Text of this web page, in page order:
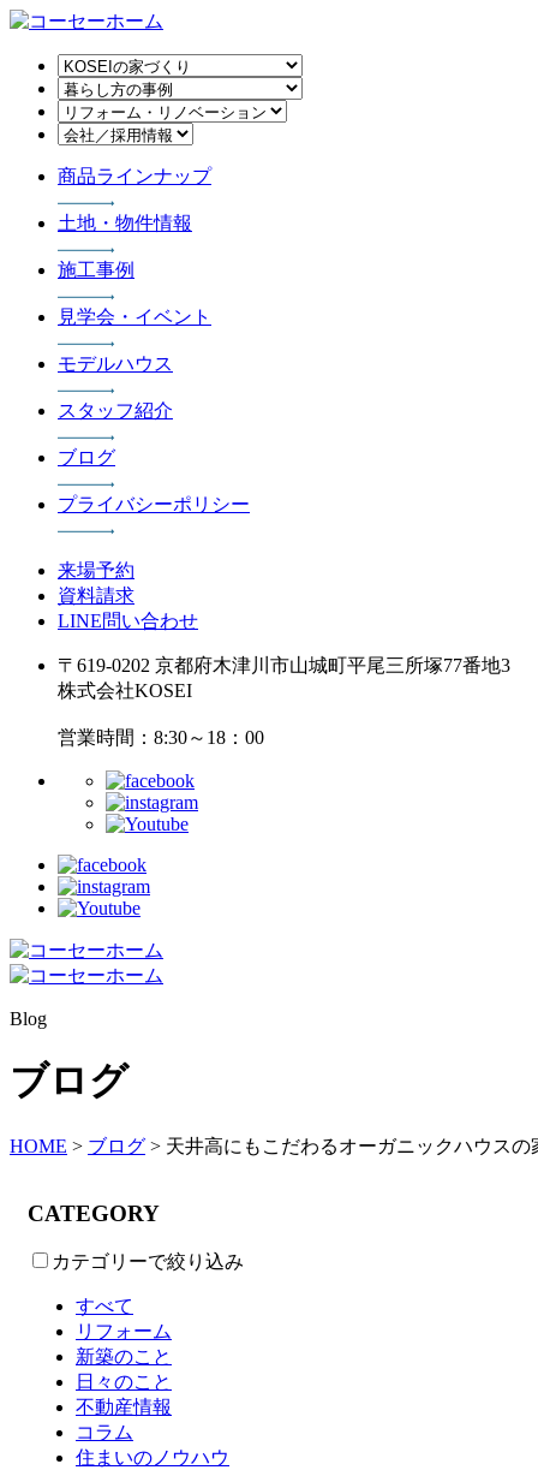
商品ラインナップ
土地・物件情報
施工事例
見学会・イベント
モデルハウス
スタッフ紹介
ブログ
プライバシーポリシー
来場予約
資料請求
LINE問い合わせ
〒619-0202 京都府木津川市山城町平尾三所塚77番地3
株式会社KOSEI
営業時間：8:30～18：00
Blog
ブログ
HOME > ブログ > 天井高にもこだわるオーガニックハウスの
CATEGORY
カテゴリーで絞り込み
すべて
リフォーム
新築のこと
日々のこと
不動産情報
コラム
住まいのノウハウ